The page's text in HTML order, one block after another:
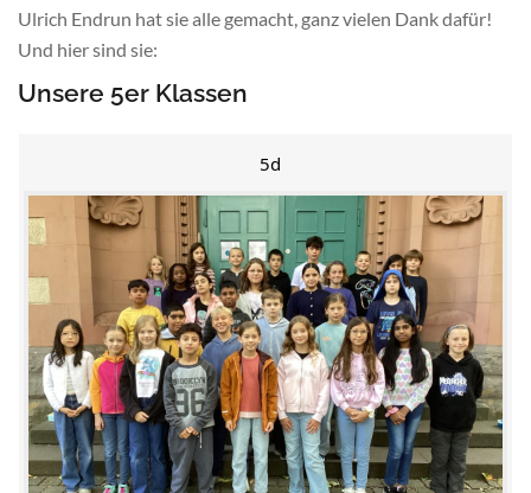
Ulrich Endrun hat sie alle gemacht, ganz vielen Dank dafür!
Und hier sind sie:
Unsere 5er Klassen
5d